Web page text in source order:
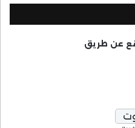
عن طريق